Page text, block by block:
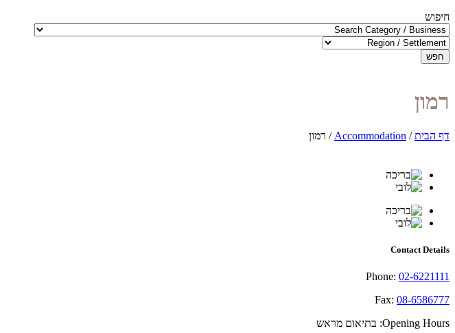
חיפוש
חפש
רמון
דף הבית/
Accommodation
/ רמון
Contact Details
Phone: 02-6221111
Fax: 08-6586777
Opening Hours: בתיאום מראש